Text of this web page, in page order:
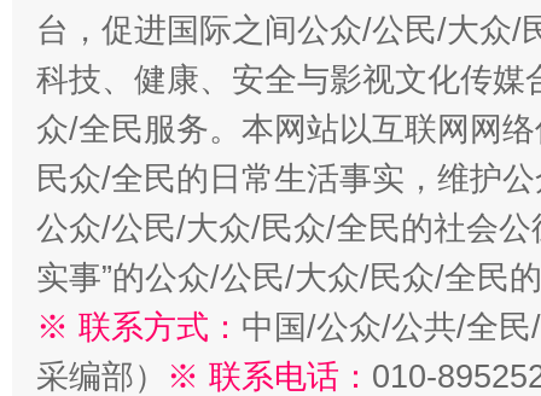
台，促进国际之间公众/公民/大众/
科技、健康、安全与影视文化传
众/全民服务。本网站以互联网网
民众/全民的日常生活事实，维护
公众/公民/大众/民众/全民的社会公
实事”的公众/公民/大众/民众/全民
※ 联系方式： 中国/公众/公共/全
采编部） ※ 联系电话： 010-